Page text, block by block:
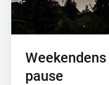
pause